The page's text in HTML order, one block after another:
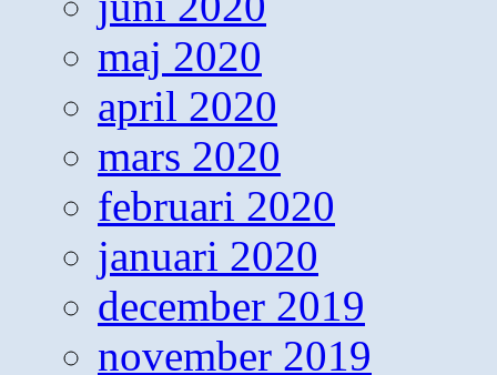
maj 2020
april 2020
mars 2020
februari 2020
januari 2020
december 2019
november 2019